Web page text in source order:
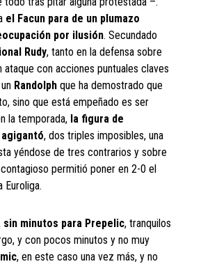
el Facun para de un plumazo
por ilusión. Secundado
Rudy, tanto en la defensa sobre
con acciones puntuales claves
Randolph que ha demostrado que
sino que está empeñado es ser
la temporada, la figura de
agigantó, dos triples imposibles, una
yéndose de tres contrarios y sobre
permitió poner en 2-0 el
Euroliga.
sin minutos para Prepelic, tranquilos
y con pocos minutos y no muy
, en este caso una vez más, y no